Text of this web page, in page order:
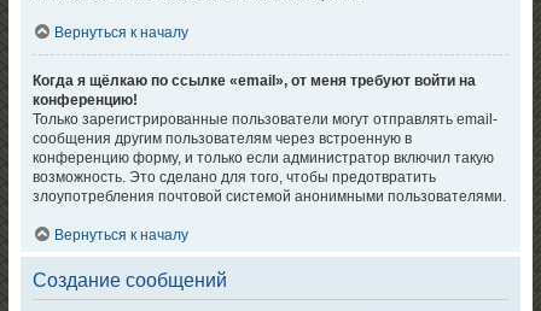
Вернуться к началу
Когда я щёлкаю по ссылке «email», от меня требуют войти на
конференцию!
Только зарегистрированные пользователи могут отправлять email-
сообщения другим пользователям через встроенную в
конференцию форму, и только если администратор включил такую
возможность. Это сделано для того, чтобы предотвратить
злоупотребления почтовой системой анонимными пользователями.
Вернуться к началу
Создание сообщений